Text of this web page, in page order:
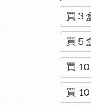
買３
買５
買
買